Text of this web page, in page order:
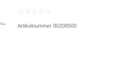
Artikelnummer 80208500